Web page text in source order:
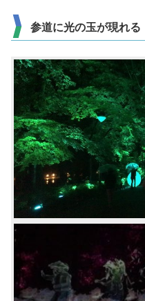
参道に光の玉が現れる